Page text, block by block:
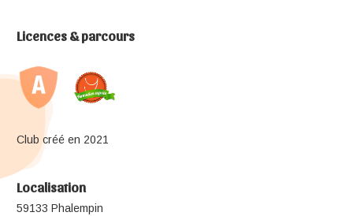
Licences & parcours
Club créé en 2021
Localisation
59133 Phalempin